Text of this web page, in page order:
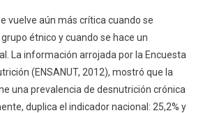
vuelve aún más crítica cuando se
étnico y cuando se hace un
La información arrojada por la Encuesta
(ENSANUT, 2012), mostró que la
una prevalencia de desnutrición crónica
duplica el indicador nacional: 25,2% y